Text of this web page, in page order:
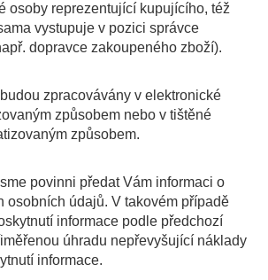
osoby reprezentující kupujícího, též
vystupuje v pozici správce
dopravce zakoupeného zboží).
zpracovávány v elektronické
způsobem nebo v tištěné
způsobem.
povinni předat Vám informaci o
osobních údajů. V takovém případě
informace podle předchozí
úhradu nepřevyšující náklady
informace.